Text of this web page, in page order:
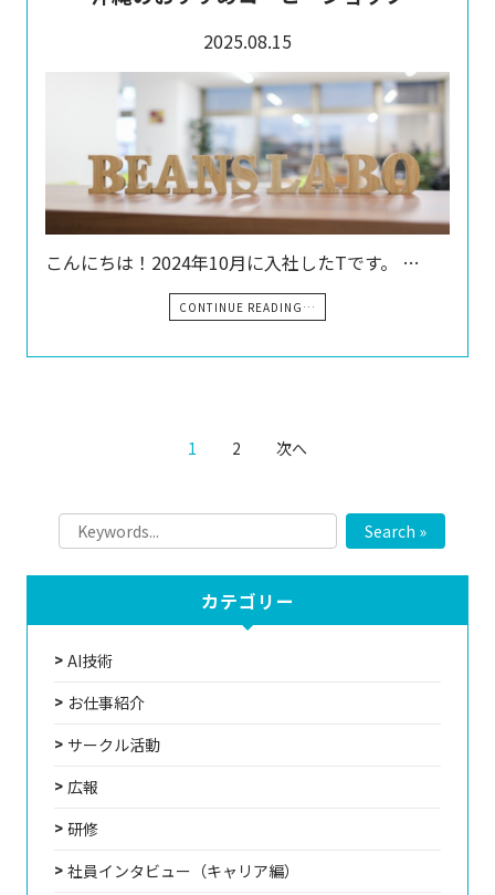
2025.08.15
こんにちは！2024年10月に入社したTです。 …
CONTINUE READING…
1 2 次へ
Search »
カテゴリー
AI技術
お仕事紹介
サークル活動
広報
研修
社員インタビュー（キャリア編）